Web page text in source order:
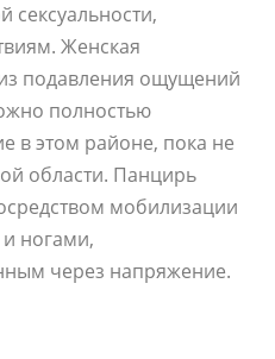
сексуальности,
Женская
подавления ощущений
полностью
в этом районе, пока не
области. Панцирь
мобилизации
ногами,
через напряжение.